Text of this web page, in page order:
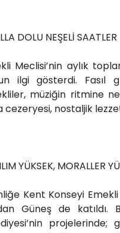
DOLU NEŞELİ SAATLER
Meclisi’nin aylık
ilgi gösterdi. Fasıl
müziğin ritmine
cezeryesi, nostaljik
YÜKSEK, MORALLER
Kent Konseyi
Güneş de katıldı.